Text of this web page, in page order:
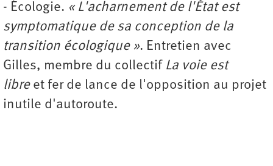
- Écologie. « L'acharnement de l'État est
symptomatique de sa conception de la
transition écologique ». Entretien avec
Gilles, membre du collectif La voie est
libreet fer de lance de l'opposition au projet
inutile d'autoroute.